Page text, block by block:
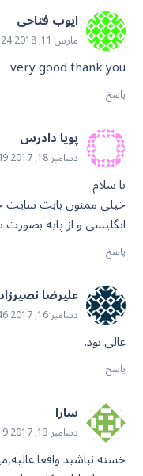
ایوب فتاحی
مارس 11, 2018 12:24 ب.ظ
very good thank you
پاسخ
پویا دادرس
دسامبر 18, 2017 9:49 ق.ظ
با سلام
خیلی ممنون بابت
انگلیسی و از پایه
پاسخ
علیرضا
دسامبر 16, 2017 9:46 ب.ظ
عالی بود.
پاسخ
سارا
دسامبر 13, 2017 10:19 ق.ظ
خسته نباشید واقعا